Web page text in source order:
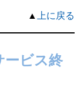
▲ 上に戻る
ービス終